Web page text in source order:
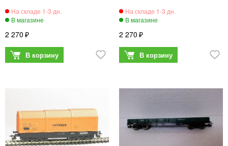
2 270 2 270